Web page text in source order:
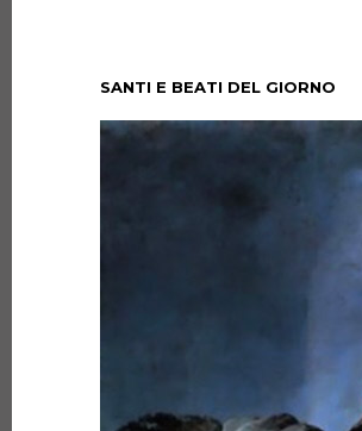
SANTI E BEATI DEL GIORNO